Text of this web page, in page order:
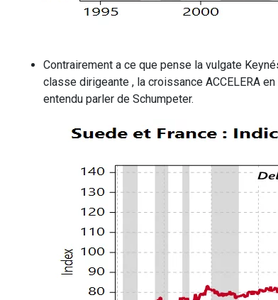
Contrairement a ce que pense la vulgate
classe dirigeante , la croissance ACCELERA
entendu parler de Schumpeter.